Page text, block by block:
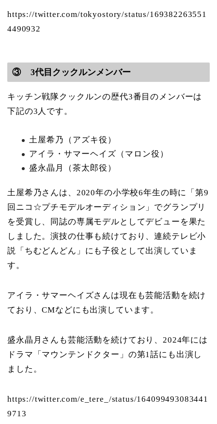
https://twitter.com/tokyostory/status/169382263551
4490932
③ 3代目クックルンメンバー
キッチン戦隊クックルンの歴代3番目のメンバーは
下記の3人です。
土屋希乃（アズキ役）
アイラ・サマーヘイズ（マロン役）
盛永晶月（茶太郎役）
土屋希乃さんは、2020年の小学校6年生の時に「第9
回ニコ☆プチモデルオーディション」でグランプリ
を受賞し、同誌の専属モデルとしてデビューを果た
しました。演技の仕事も続けており、連続テレビ小
説「ちむどんどん」にも子役として出演していま
す。
アイラ・サマーヘイズさんは現在も芸能活動を続け
ており、CMなどにも出演しています。
盛永晶月さんも芸能活動を続けており、2024年には
ドラマ「マウンテンドクター」の第1話にも出演し
ました。
https://twitter.com/e_tere_/status/164099493083441
9713